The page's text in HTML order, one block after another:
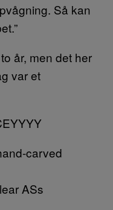
Så kan
år, men det her
var et
carved